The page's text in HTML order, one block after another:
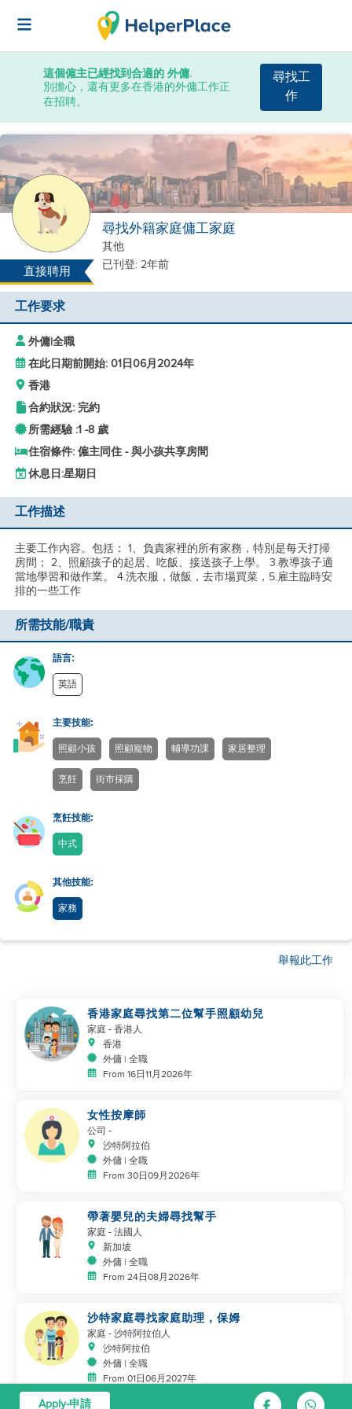
這個僱主已經找到合適的 外傭.
別擔心，還有更多在香港的外傭工作正
在招聘。
尋找工
作
直接聘用
尋找外籍家庭傭工家庭
其他
已刊登: 2年前
工作要求
外傭|全職
在此日期前開始: 01日06月2024年
香港
合約狀況: 完約
所需經驗 :1 -8 歲
住宿條件: 僱主同住 - 與小孩共享房間
休息日:星期日
工作描述
主要工作內容。包括： 1、負責家裡的所有家務，特別是每天打掃
房間； 2、照顧孩子的起居、吃飯、接送孩子上學。 3.教導孩子適
當地學習和做作業。 4.洗衣服，做飯，去市場買菜，5.雇主臨時安
排的一些工作
所需技能/職責
語言:
英語
主要技能:
照顧小孩 照顧寵物 輔導功課 家居整理
烹飪 街市採購
烹飪技能:
中式
其他技能:
家務
舉報此工作
香港家庭尋找第二位幫手照顧幼兒
家庭 - 香港人
香港
外傭 | 全職
From 16日11月2026年
女性按摩師
公司 -
沙特阿拉伯
外傭 | 全職
From 30日09月2026年
帶著嬰兒的夫婦尋找幫手
家庭 - 法國人
新加坡
外傭 | 全職
From 24日08月2026年
沙特家庭尋找家庭助理，保姆
家庭 - 沙特阿拉伯人
沙特阿拉伯
外傭 | 全職
From 01日06月2027年
Apply-申請